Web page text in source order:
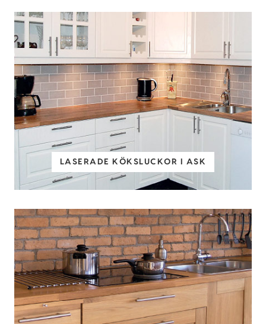
LASERADE KÖKSLUCKOR I ASK